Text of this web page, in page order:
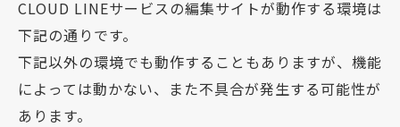
CLOUD LINEサービスの編集サイトが動作する環境は
下記の通りです。
下記以外の環境でも動作することもありますが、機能
によっては動かない、また不具合が発生する可能性が
あります。